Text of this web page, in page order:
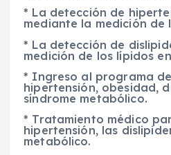
* La detección de
mediante la medición
* La detección de
medición de los lípidos
* Ingreso al programa
hipertensión, obesidad,
síndrome metabólico.
* Tratamiento médico
hipertensión, las
metabólico.